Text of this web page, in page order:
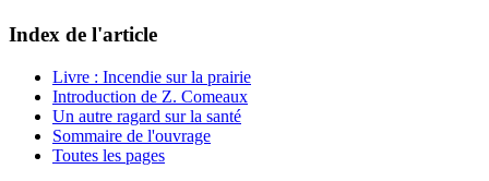
Index de l'article
Livre : Incendie sur la prairie
Introduction de Z. Comeaux
Un autre ragard sur la santé
Sommaire de l'ouvrage
Toutes les pages